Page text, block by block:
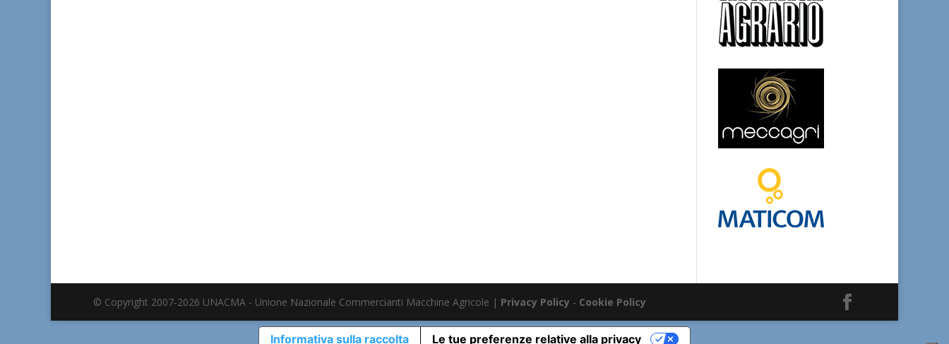
© Copyright 2007-2026 UNACMA - Unione Nazionale Commercianti Macchine Agricole | Privacy Policy - Cookie Policy
Informativa sulla raccolta Le tue preferenze relative alla privacy